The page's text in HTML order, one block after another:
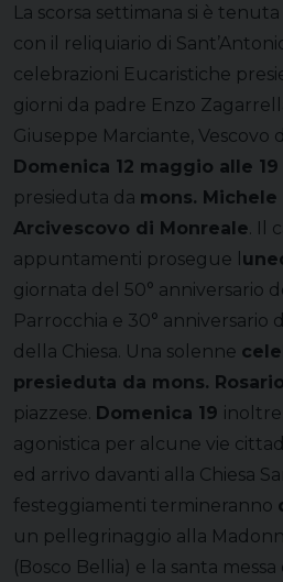
La scorsa settimana si è
con il reliquiario di
celebrazioni Eucaristiche
giorni da padre Enzo
Giuseppe Marciante, Vescovo
Domenica 12 maggio alle 19
presieduta da mons. Michele
Arcivescovo di Monreale . Il
appuntamenti prosegue l
giornata del 50° anniversario
Parrocchia e 30° anniversario
della Chiesa. Una solenne
presieduta da mons.
piazzese. Domenica 19
agonistica per alcune vie
ed arrivo davanti alla Chiesa
festeggiamenti termineranno
un pellegrinaggio alla
(Bosco Bellia) e la santa